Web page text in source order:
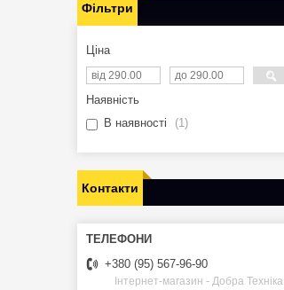
Фільтри
Ціна
Наявність
В наявності
1
Контакти
+380 (95) 567-96-90
Інтернет-магазин - Добра Техніка